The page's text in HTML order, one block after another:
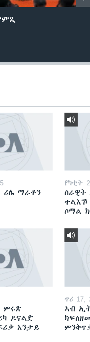
ሪሌ ማራቶን
የካቲት
ሰራዊት
ተልእኾ
ሶማል
ምሩጽ
ዶናልድ
እንታይ
ጥሪ 17,
ኣብ